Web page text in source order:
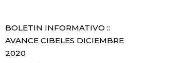
BOLETIN INFORMATIVO ::
AVANCE CIBELES DICIEMBRE
2020